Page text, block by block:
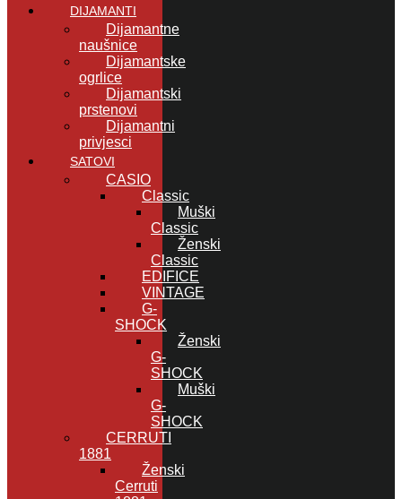
DIJAMANTI
Dijamantne
naušnice
Dijamantske
ogrlice
Dijamantski
prstenovi
Dijamantni
privjesci
SATOVI
CASIO
Classic
Muški
Classic
Ženski
Classic
EDIFICE
VINTAGE
G-
SHOCK
Ženski
G-
SHOCK
Muški
G-
SHOCK
CERRUTI
1881
Ženski
Cerruti